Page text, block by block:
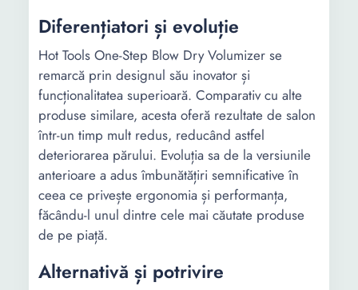
Diferențiatori și evoluție
Hot Tools One-Step Blow Dry Volumizer se
remarcă prin designul său inovator și
funcționalitatea superioară. Comparativ cu alte
produse similare, acesta oferă rezultate de salon
într-un timp mult redus, reducând astfel
deteriorarea părului. Evoluția sa de la versiunile
anterioare a adus îmbunătățiri semnificative în
ceea ce privește ergonomia și performanța,
făcându-l unul dintre cele mai căutate produse
de pe piață.
Alternativă și potrivire